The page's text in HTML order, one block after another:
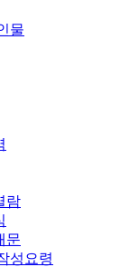
물
람
문
성요령